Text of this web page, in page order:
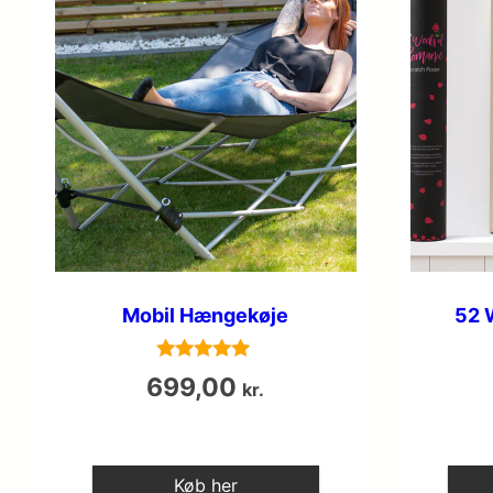
Mobil Hængekøje
Vurderet
4.9
699,00 kr.
Køb her
52